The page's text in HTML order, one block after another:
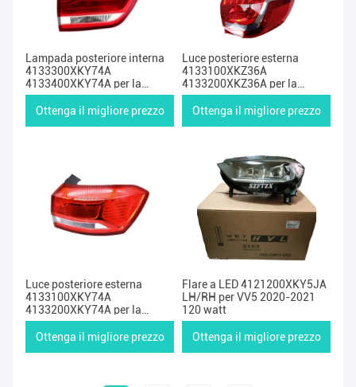
Lampada posteriore interna
4133300XKY74A
4133400XKY74A per la
Grande Muraglia Haval Hover
F5Ottenga il migliore prezzo
Luce posteriore esterna
4133100XKZ36A
4133200XKZ36A per la
Grande Muraglia Haval Hover
H6Ottenga il migliore prezzo
Luce posteriore esterna
4133100XKY74A
4133200XKY74A per la
Grande Muraglia Haval Hover
F5Ottenga il migliore prezzo
Flare a LED 4121200XKY5JA
LH/RH per VV5 2020-2021
120 watt
Ottenga il migliore prezzo